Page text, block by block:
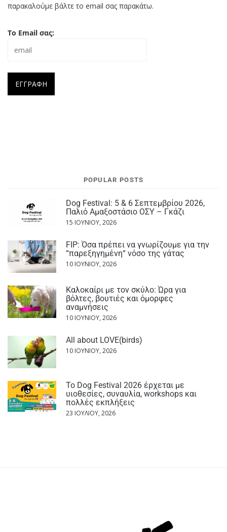
παρακαλούμε βάλτε το email σας παρακάτω.
Το Email σας:
POPULAR POSTS
Dog Festival: 5 & 6 Σεπτεμβρίου 2026,
Παλιό Αμαξοστάσιο ΟΣΥ – Γκάζι
15 ΙΟΥΝΊΟΥ, 2026
FIP: Όσα πρέπει να γνωρίζουμε για την
“παρεξηγημένη“ νόσο της γάτας
10 ΙΟΥΝΊΟΥ, 2026
Καλοκαίρι με τον σκύλο: Ώρα για
βόλτες, βουτιές και όμορφες
αναμνήσεις
10 ΙΟΥΝΊΟΥ, 2026
All about LOVE(birds)
10 ΙΟΥΝΊΟΥ, 2026
Το Dog Festival 2026 έρχεται με
υιοθεσίες, συναυλία, workshops και
πολλές εκπλήξεις
23 ΙΟΥΛΊΟΥ, 2026